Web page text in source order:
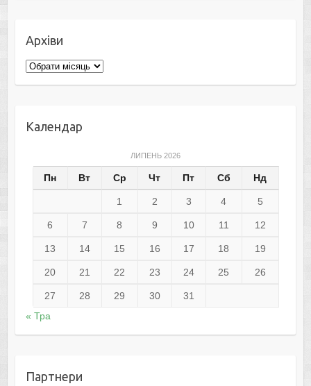
Архіви
Архіви
Календар
ЛИПЕНЬ 2026
Пн Вт Ср Чт Пт Сб Нд
1 2 3 4 5
6 7 8 9 10 11 12
13 14 15 16 17 18 19
20 21 22 23 24 25 26
27 28 29 30
31
« Тра
Партнери